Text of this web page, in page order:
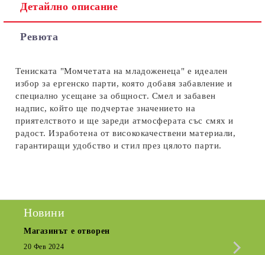
Детайлно описание
Ревюта
Тениската "Момчетата на младоженеца" е идеален
избор за ергенско парти, която добавя забавление и
специално усещане за общност. Смел и забавен
надпис, който ще подчертае значението на
приятелството и ще зареди атмосферата със смях и
радост. Изработена от висококачествени материали,
гарантиращи удобство и стил през цялото парти.
Новини
Магазинът е отворен
20 Фев 2024